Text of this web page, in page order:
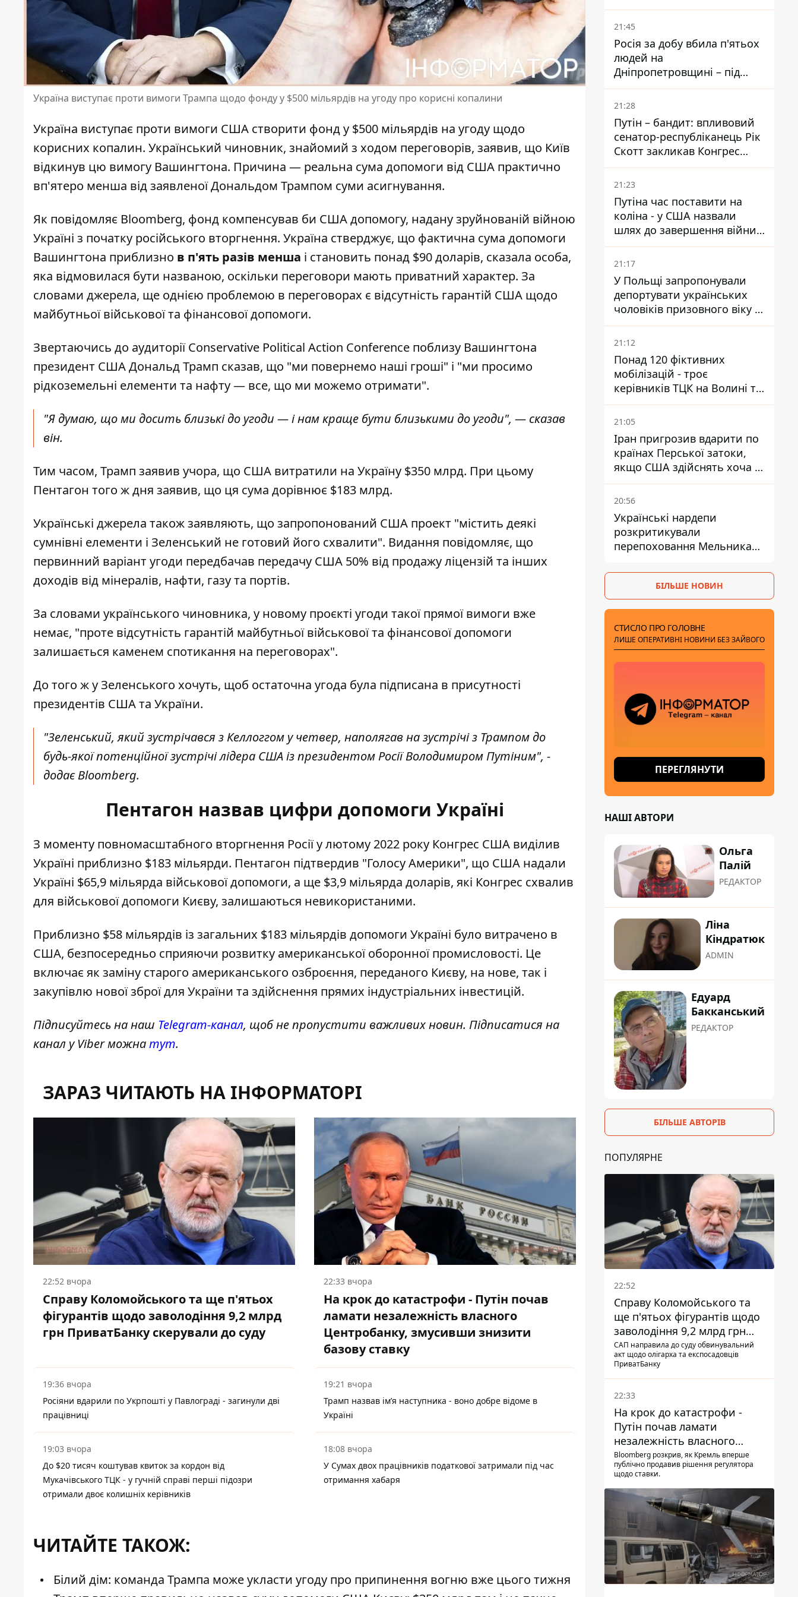
Україна виступає проти вимоги Трампа щодо фонду у $500 мільярдів на угоду про корисні копалини
Україна виступає проти вимоги США створити фонд у $500 мільярдів на угоду щодо
корисних копалин. Український чиновник, знайомий з ходом переговорів, заявив, що Київ
відкинув цю вимогу Вашингтона. Причина — реальна сума допомоги від США практично
вп'ятеро менша від заявленої Дональдом Трампом суми асигнування.
Як повідомляє Bloomberg, фонд компенсував би США допомогу, надану зруйнованій війною
Україні з початку російського вторгнення. Україна стверджує, що фактична сума допомоги
Вашингтона приблизно в п'ять разів менша і становить понад $90 доларів, сказала особа,
яка відмовилася бути названою, оскільки переговори мають приватний характер. За
словами джерела, ще однією проблемою в переговорах є відсутність гарантій США щодо
майбутньої військової та фінансової допомоги.
Звертаючись до аудиторії Conservative Political Action Conference поблизу Вашингтона
президент США Дональд Трамп сказав, що "ми повернемо наші гроші" і "ми просимо
рідкоземельні елементи та нафту — все, що ми можемо отримати".
"Я думаю, що ми досить близькі до угоди — і нам краще бути близькими до угоди", — сказав
він.
Тим часом, Трамп заявив учора, що США витратили на Україну $350 млрд. При цьому
Пентагон того ж дня заявив, що ця сума дорівнює $183 млрд.
Українські джерела також заявляють, що запропонований США проект "містить деякі
сумнівні елементи і Зеленський не готовий його схвалити". Видання повідомляє, що
первинний варіант угоди передбачав передачу США 50% від продажу ліцензій та інших
доходів від мінералів, нафти, газу та портів.
За словами українського чиновника, у новому проєкті угоди такої прямої вимоги вже
немає, "проте відсутність гарантій майбутньої військової та фінансової допомоги
залишається каменем спотикання на переговорах".
До того ж у Зеленського хочуть, щоб остаточна угода була підписана в присутності
президентів США та України.
"Зеленський, який зустрічався з Келлоггом у четвер, наполягав на зустрічі з Трампом до
будь-якої потенційної зустрічі лідера США із президентом Росії Володимиром Путіним", -
додає Bloomberg.
Пентагон назвав цифри допомоги Україні
З моменту повномасштабного вторгнення Росії у лютому 2022 року Конгрес США виділив
Україні приблизно $183 мільярди. Пентагон підтвердив "Голосу Америки", що США надали
Україні $65,9 мільярда військової допомоги, а ще $3,9 мільярда доларів, які Конгрес схвалив
для військової допомоги Києву, залишаються невикористаними.
Приблизно $58 мільярдів із загальних $183 мільярдів допомоги Україні було витрачено в
США, безпосередньо сприяючи розвитку американської оборонної промисловості. Це
включає як заміну старого американського озброєння, переданого Києву, на нове, так і
закупівлю нової зброї для України та здійснення прямих індустріальних інвестицій.
Підписуйтесь на наш Telegram-канал, щоб не пропустити важливих новин. Підписатися на
канал у Viber можнатут.
ЗАРАЗ ЧИТАЮТЬ НА ІНФОРМАТОРІ
22:52 вчора
Справу Коломойського та ще п'ятьох
фігурантів щодо заволодіння 9,2 млрд
грн ПриватБанку скерували до суду
22:33 вчора
На крок до катастрофи - Путін почав
ламати незалежність власного
Центробанку, змусивши знизити
базову ставку
19:36 вчора
Росіяни вдарили по Укрпошті у Павлограді - загинули дві
працівниці
19:21 вчора
Трамп назвав імʼя наступника - воно добре відоме в
Україні
19:03 вчора
До $20 тисяч коштував квиток за кордон від
Мукачівського ТЦК - у гучній справі перші підозри
отримали двоє колишніх керівників
18:08 вчора
У Сумах двох працівників податкової затримали під час
отримання хабаря
ЧИТАЙТЕ ТАКОЖ:
Білий дім: команда Трампа може укласти угоду про припинення вогню вже цього тижня
біль – він очолив народне
голосування
21:45
Росія за добу вбила п'ятьох
людей на
Дніпропетровщині – під
ударами опинилися п'ять
районів області
21:28
Путін – бандит: впливовий
сенатор-республіканець Рік
Скотт закликав Конгрес
притягнути РФ до
відповідальності за війну в
Україні
21:23
Путіна час поставити на
коліна - у США назвали
шлях до завершення війни -
National Security Journal
21:17
У Польщі запропонували
депортувати українських
чоловіків призовного віку -
кого це може торкнутися
21:12
Понад 120 фіктивних
мобілізацій - троє
керівників ТЦК на Волині та
Буковині отримали підозри
за фейкові звіти
21:05
Іран пригрозив вдарити по
країнах Перської затоки,
якщо США здійснять хоча б
одну атаку - Reuters
20:56
Українські нардепи
розкритикували
перепоховання Мельника
ізоляції
БІЛЬШЕ НОВИН
СТИСЛО ПРО ГОЛОВНЕ
ЛИШЕ ОПЕРАТИВНІ НОВИНИ БЕЗ ЗАЙВОГО
ПЕРЕГЛЯНУТИ
НАШІ АВТОРИ
Ольга
Палій
РЕДАКТОР
Ліна
Кіндратюк
ADMIN
Едуард
Бакканський
РЕДАКТОР
БІЛЬШЕ АВТОРІВ
ПОПУЛЯРНЕ
22:52
Справу Коломойського та
ще п'ятьох фігурантів щодо
заволодіння 9,2 млрд грн
ПриватБанку скерували до
суду
САП направила до суду обвинувальний
акт щодо олігарха та експосадовців
ПриватБанку
22:33
На крок до катастрофи -
Путін почав ламати
незалежність власного
Центробанку, змусивши
знизити базову ставку
Bloomberg розкрив, як Кремль вперше
публічно продавив рішення регулятора
щодо ставки.